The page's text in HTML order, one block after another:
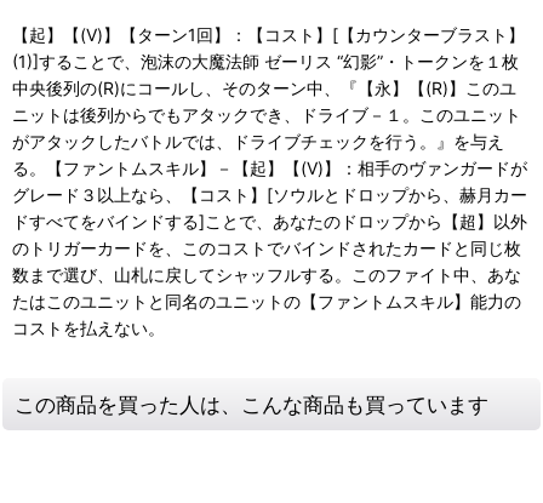
【起】【(V)】【ターン1回】：【コスト】[【カウンターブラスト】
(1)]することで、泡沫の大魔法師 ゼーリス “幻影”・トークンを１枚
中央後列の(R)にコールし、そのターン中、『【永】【(R)】このユ
ニットは後列からでもアタックでき、ドライブ－１。このユニット
がアタックしたバトルでは、ドライブチェックを行う。』を与え
る。【ファントムスキル】－【起】【(V)】：相手のヴァンガードが
グレード３以上なら、【コスト】[ソウルとドロップから、赫月カー
ドすべてをバインドする]ことで、あなたのドロップから【超】以外
のトリガーカードを、このコストでバインドされたカードと同じ枚
数まで選び、山札に戻してシャッフルする。このファイト中、あな
たはこのユニットと同名のユニットの【ファントムスキル】能力の
コストを払えない。
この商品を買った人は、こんな商品も買っています